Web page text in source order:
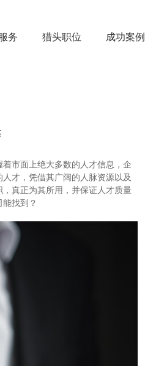
务 猎头职位 成功案例
市面上绝大多数的人才信息，企
才，凭借其广阔的人脉资源以及
真正为其所用，并保证人才质量
找到？